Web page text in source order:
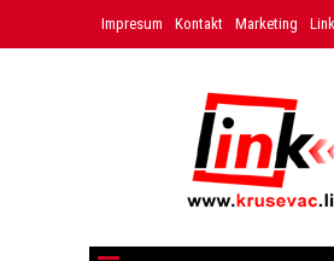
Impresum Kontakt Marketing